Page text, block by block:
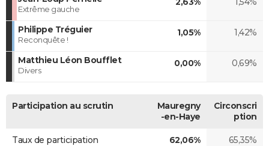
Extrême gauche
Philippe Tréguier
Reconquête !
1,05% 1,42%
Matthieu Léon Boufflet
Divers
0,00% 0,69%
Participation au scrutin
Mauregny
-en-Haye
Circonscri
ption
Taux de participation 62,06% 65,35%